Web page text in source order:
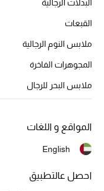
حقائب وأحذية متطابقة
ركن الفخامة
جميع الملابس النسائية
جميع الحقائب النسائية
جميع الإكسسورات النسائية
البدلات الرجالية
القبعات
ملابس النوم الرجالية
المجوهرات الفاخرة
ملابس البحر للرجال
المواقع و اللغات
English
احصل عالتطبيق